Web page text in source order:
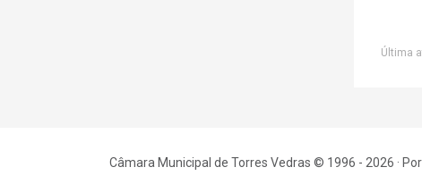
Última
Câmara Municipal de Torres Vedras © 1996 - 2026 · Por